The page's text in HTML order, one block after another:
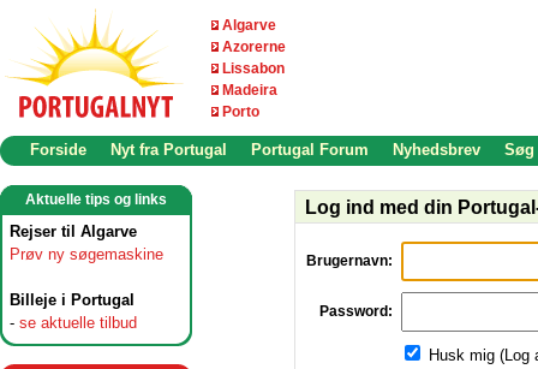
Algarve
Azorerne
Lissabon
Madeira
Porto
Forside Nyt fra Portugal Portugal Forum Nyhedsbrev Søg
Aktuelle tips og links
Rejser til Algarve
Prøv ny søgemaskine
Billeje i Portugal
- se aktuelle tilbud
Log ind med din
Brugernavn:
Password:
Husk mig (Log